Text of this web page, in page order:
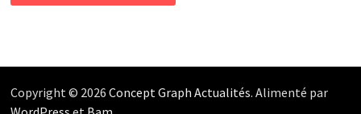
Copyright © 2026 Concept Graph Actualités. Alimenté par